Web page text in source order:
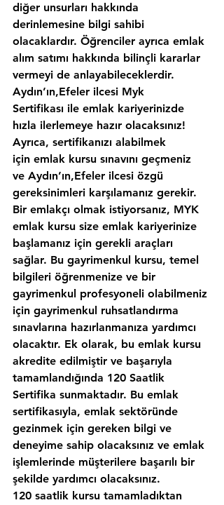
diğer unsurları hakkında
derinlemesine bilgi sahibi
olacaklardır. Öğrenciler ayrıca emlak
alım satımı hakkında bilinçli kararlar
vermeyi de anlayabileceklerdir.
Aydın’ın,Efeler ilcesi Myk
Sertifikası ile emlak kariyerinizde
hızla ilerlemeye hazır olacaksınız!
Ayrıca, sertifikanızı alabilmek
için emlak kursu sınavını geçmeniz
ve Aydın’ın,Efeler ilcesi özgü
gereksinimleri karşılamanız gerekir.
Bir emlakçı olmak istiyorsanız, MYK
emlak kursu size emlak kariyerinize
başlamanız için gerekli araçları
sağlar. Bu gayrimenkul kursu, temel
bilgileri öğrenmenize ve bir
gayrimenkul profesyoneli olabilmeniz
için gayrimenkul ruhsatlandırma
sınavlarına hazırlanmanıza yardımcı
olacaktır. Ek olarak, bu emlak kursu
akredite edilmiştir ve başarıyla
tamamlandığında 120 Saatlik
Sertifika sunmaktadır. Bu emlak
sertifikasıyla, emlak sektöründe
gezinmek için gereken bilgi ve
deneyime sahip olacaksınız ve emlak
işlemlerinde müşterilere başarılı bir
şekilde yardımcı olacaksınız.
120 saatlik kursu tamamladıktan